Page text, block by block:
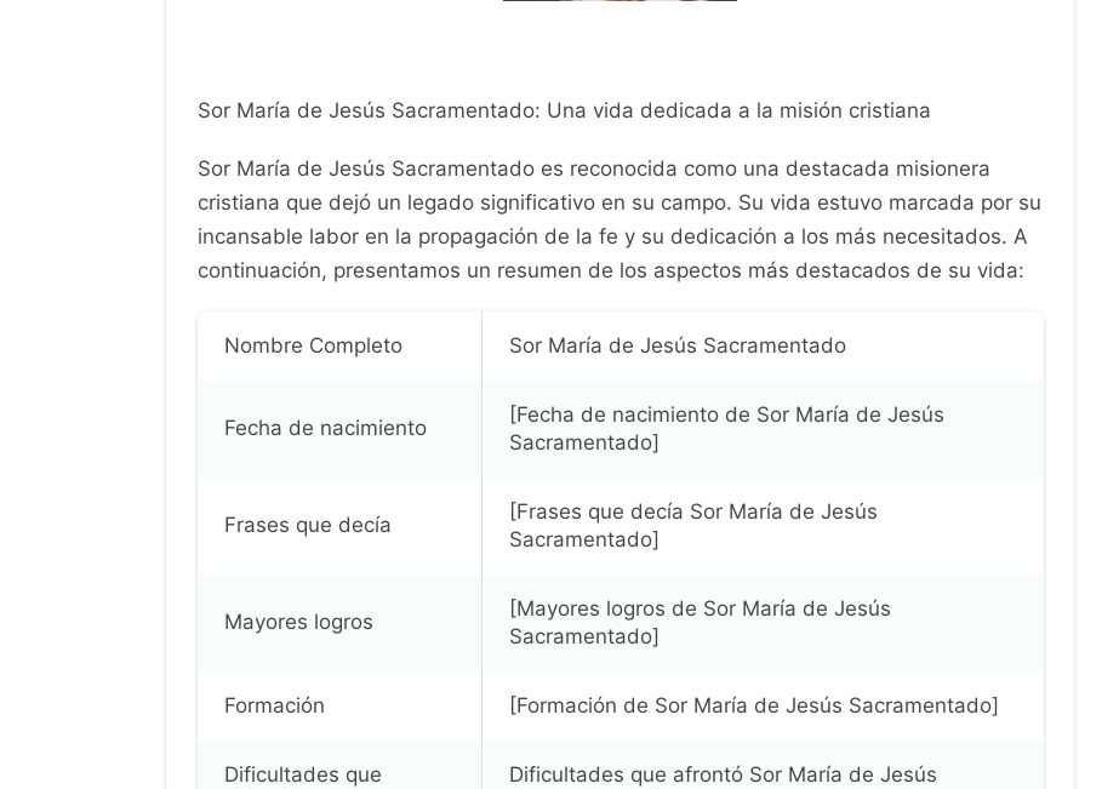
Sor María de Jesús Sacramentado: Una vida dedicada a la misión cristiana
Sor María de Jesús Sacramentado es reconocida como una destacada misionera
cristiana que dejó un legado significativo en su campo. Su vida estuvo marcada por su
incansable labor en la propagación de la fe y su dedicación a los más necesitados. A
continuación, presentamos un resumen de los aspectos más destacados de su vida:
Nombre Completo Sor María de Jesús Sacramentado
Fecha de nacimiento
[Fecha de nacimiento de Sor María de Jesús
Sacramentado]
Frases que decía
[Frases que decía Sor María de Jesús
Sacramentado]
Mayores logros
[Mayores logros de Sor María de Jesús
Sacramentado]
Formación [Formación de Sor María de Jesús Sacramentado]
Dificultades que
Dificultades que afrontó Sor María de Jesús